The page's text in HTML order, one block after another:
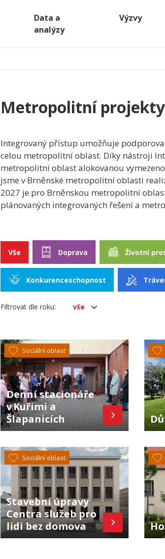
Data a
analýzy
Výzvy
Metropolitní
Integrovaný přístup umožňuje
celou metropolitní oblast. Díky nástroji
metropolitní oblast alokovanou
jsme v Brněnské metropolitní oblasti
2027 je pro Brněnskou metropolitní
plánovaných integrovaných řešení a
Vše Doprava Životní
Konkurenceschopnost
Filtrovat dle roku: vše
Sociální oblast
Denní stacionáře
v Kuřimi a
Šlapanicích
Sociální oblast
Stavební úpravy
Centra služeb pro
lidi bez domova